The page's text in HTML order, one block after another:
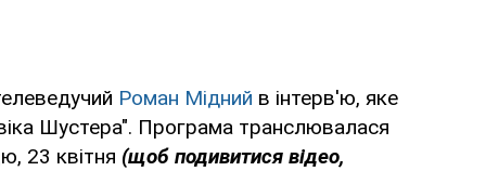
Роман Мідний в інтерв'ю, яке
Шустера". Програма транслювалася
23 квітня (щоб подивитися відео,